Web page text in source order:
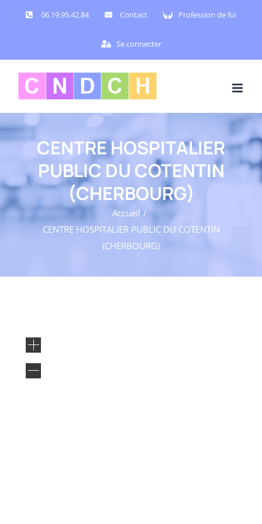
06.19.95.42.84 Contact Profession de foi
Se connecter
CENTRE HOSPITALIER
PUBLIC DU COTENTIN
(CHERBOURG)
Accueil
CENTRE HOSPITALIER PUBLIC DU COTENTIN
(CHERBOURG)